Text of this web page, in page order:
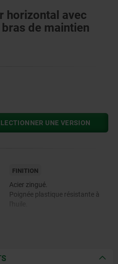
horizontal avec
de maintien
UNE VERSION
FINITION
Acier zingué.
Poignée plastique résistante à